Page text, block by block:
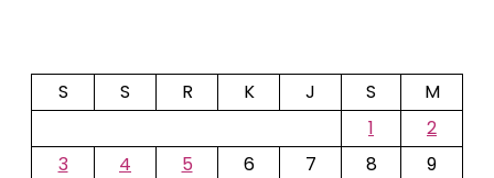
S S R K J S
M
1
2
3
4 5 6 7 8
9